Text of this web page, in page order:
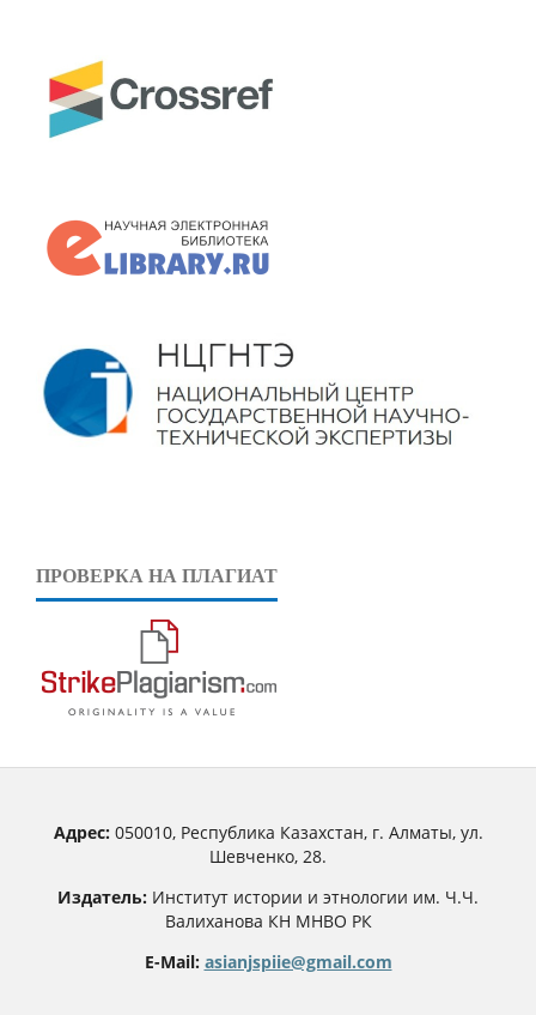
ПРОВЕРКА НА ПЛАГИАТ
Адрес:050010, Республика Казахстан, г. Алматы, ул.
Шевченко, 28.
Издатель: Институт истории и этнологии им. Ч.Ч.
Валиханова КН МНВО РК
E-Mail: asianjspiie@gmail.com